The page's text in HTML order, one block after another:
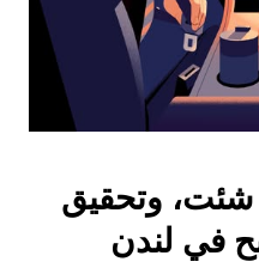
شئت، وتحقيق
في لندن